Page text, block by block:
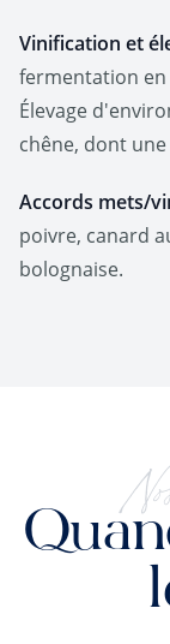
Vinification et
fermentation
Élevage
chêne, dont
Accords mets/
poivre, canard
bolognaise.